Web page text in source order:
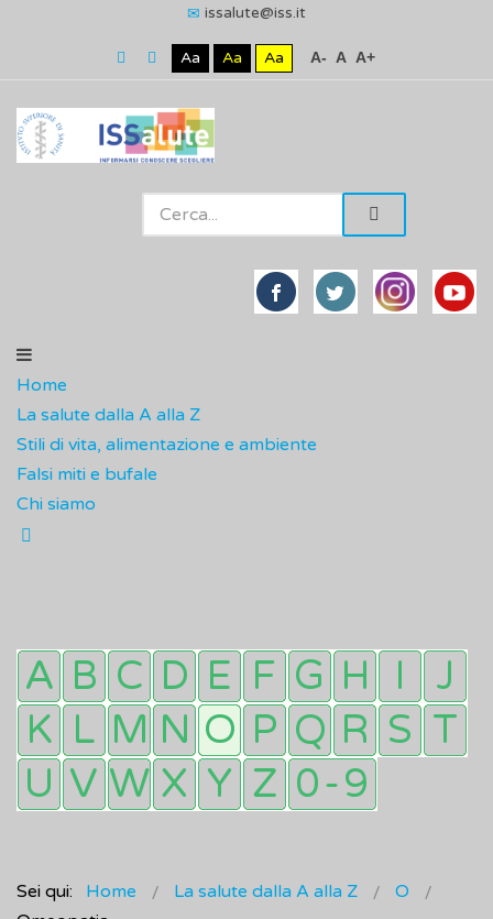
issalute@iss.it
Aa Aa Aa A- A A+
Home
La salute dalla A alla Z
Stili di vita, alimentazione e ambiente
Falsi miti e bufale
Chi siamo
Sei qui: Home La salute dalla A alla Z
O